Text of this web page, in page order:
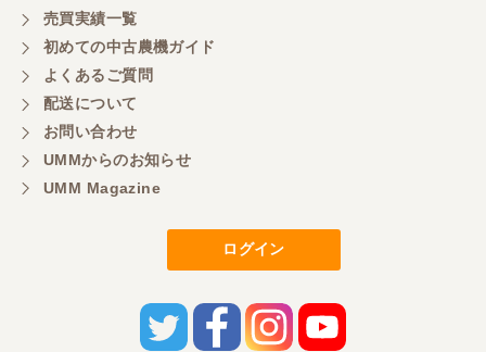
売買実績一覧
初めての中古農機ガイド
よくあるご質問
配送について
お問い合わせ
UMMからのお知らせ
UMM Magazine
ログイン